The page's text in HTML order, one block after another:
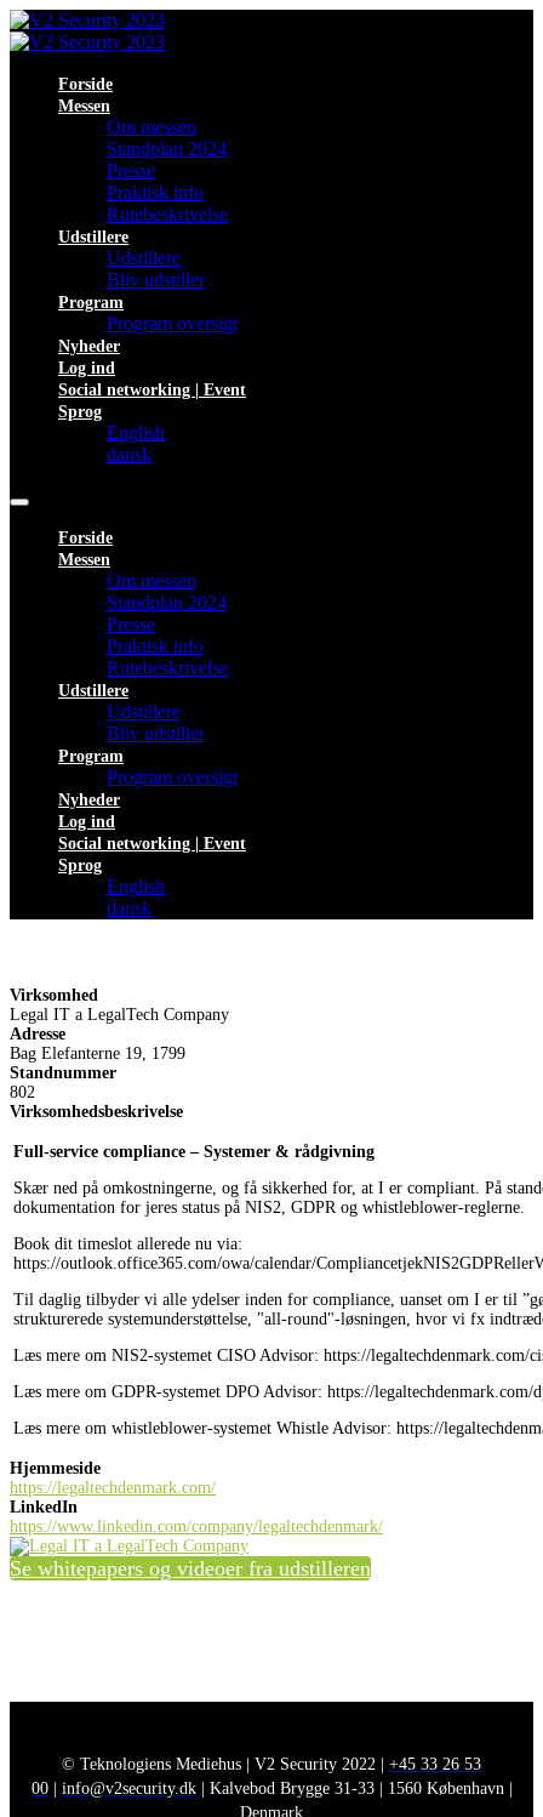
Forside
Messen
Om messen
Standplan 2024
Presse
Praktisk info
Rutebeskrivelse
Udstillere
Udstillere
Bliv udstiller
Program
Program oversigt
Nyheder
Log ind
Social networking | Event
Sprog
English
dansk
Forside
Messen
Om messen
Standplan 2024
Presse
Praktisk info
Rutebeskrivelse
Udstillere
Udstillere
Bliv udstiller
Program
Program oversigt
Nyheder
Log ind
Social networking | Event
Sprog
English
dansk
Virksomhed
Legal IT a LegalTech Company
Adresse
Bag Elefanterne 19, 1799
Standnummer
802
Virksomhedsbeskrivelse
Full-service compliance – Systemer & rådgivning
Skær ned på omkostningerne, og få sikkerhed for, at I er compliant. På
dokumentation for jeres status på NIS2, GDPR og whistleblower-reglerne.
Book dit timeslot allerede nu via:
https://outlook.office365.com/owa/calendar/
Til daglig tilbyder vi alle ydelser inden for compliance, uanset om I er til
strukturerede systemunderstøttelse, "all-round"-løsningen, hvor vi fx
Læs mere om NIS2-systemet CISO Advisor: https://legaltechdenmark.com/
Læs mere om GDPR-systemet DPO Advisor: https://legaltechdenmark.com/
Læs mere om whistleblower-systemet Whistle Advisor: https://
Hjemmeside
https://legaltechdenmark.com/
LinkedIn
https://www.linkedin.com/company/legaltechdenmark/
Se whitepapers og videoer fra udstilleren
© Teknologiens Mediehus | V2 Security 2022 | +45 33 26 53
00| info@v2security.dk| Kalvebod Brygge 31-33 | 1560 København |
Denmark